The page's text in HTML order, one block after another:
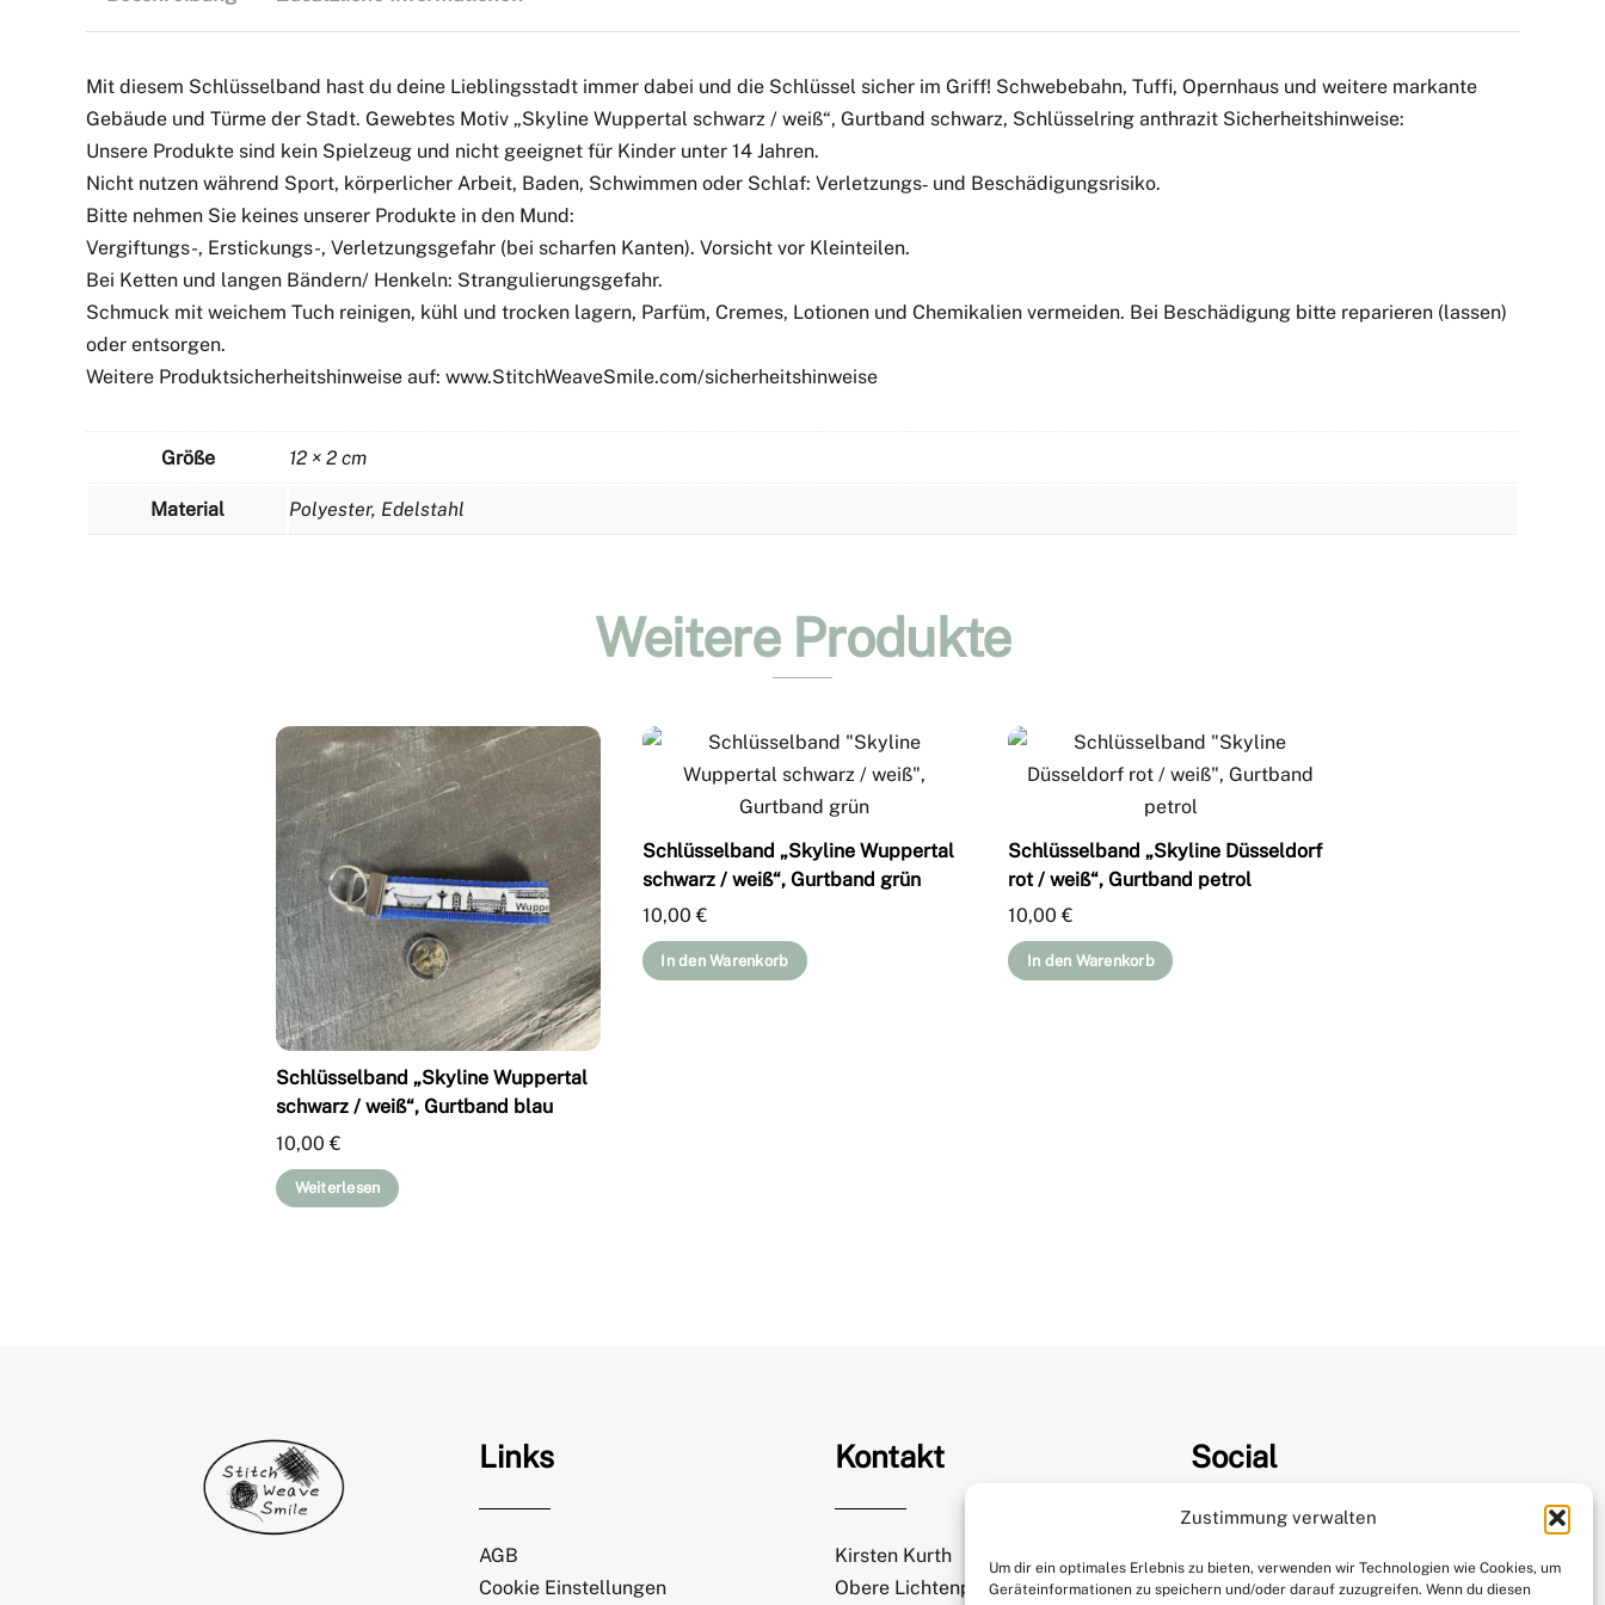
Zustimmung verwalten
Um dir ein optimales Erlebnis zu bieten, verwenden wir Technologien wie Cookies, um
Geräteinformationen zu speichern und/oder darauf zuzugreifen. Wenn du diesen
Mit diesem Schlüsselband hast du deine Lieblingsstadt immer dabei und die Schlüssel sicher im Griff! Schwebebahn, Tuffi, Opernhaus und weitere markante
Gebäude und Türme der Stadt. Gewebtes Motiv „Skyline Wuppertal schwarz / weiß“, Gurtband schwarz, Schlüsselring anthrazit Sicherheitshinweise:
Unsere Produkte sind kein Spielzeug und nicht geeignet für Kinder unter 14 Jahren.
Nicht nutzen während Sport, körperlicher Arbeit, Baden, Schwimmen oder Schlaf: Verletzungs‑ und Beschädigungsrisiko.
Bitte nehmen Sie keines unserer Produkte in den Mund:
Vergiftungs-, Erstickungs-, Verletzungsgefahr (bei scharfen Kanten). Vorsicht vor Kleinteilen.
Bei Ketten und langen Bändern/ Henkeln: Strangulierungsgefahr.
Schmuck mit weichem Tuch reinigen, kühl und trocken lagern, Parfüm, Cremes, Lotionen und Chemikalien vermeiden. Bei Beschädigung bitte reparieren (lassen)
oder entsorgen.
Weitere Produktsicherheitshinweise auf: www.StitchWeaveSmile.com/sicherheitshinweise
Größe 12 × 2 cm
Material Polyester, Edelstahl
Weitere Produkte
Schlüsselband „Skyline Wuppertal
schwarz / weiß“, Gurtband blau
10,00€
Weiterlesen
Schlüsselband „Skyline Wuppertal
schwarz / weiß“, Gurtband grün
10,00€
In den Warenkorb
Schlüsselband „Skyline Düsseldorf
rot / weiß“, Gurtband petrol
10,00€
In den Warenkorb
Links
AGB
Cookie Einstellungen
Kontakt
Kirsten Kurth
Obere Lichtenplatzer Str. 238
Social
Instagram